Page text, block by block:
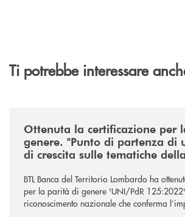
Ti potrebbe interessare
Ottenuta la certificazione per
genere. "Punto di partenza di
di crescita sulle tematiche
BTL Banca del Territorio Lombardo ha
per la parità di genere 'UNI/PdR
riconoscimento nazionale che conferma